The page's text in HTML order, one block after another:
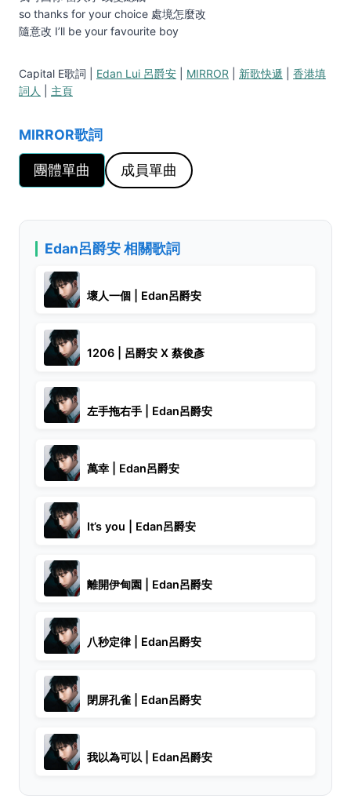
so thanks for your choice 處境怎麼改
隨意改 I’ll be your favourite boy
Capital E歌詞 | Edan Lui 呂爵安 MIRROR 新歌快遞
香港填
詞人
主頁
MIRROR歌詞
團體單曲 成員單曲
Edan呂爵安 相關歌詞
壞人一個 | Edan呂爵安
1206 | 呂爵安 X 蔡俊彥
左手拖右手 | Edan呂爵安
萬幸 | Edan呂爵安
It’s you | Edan呂爵安
離開伊甸園 | Edan呂爵安
八秒定律 | Edan呂爵安
閉屏孔雀 | Edan呂爵安
我以為可以 | Edan呂爵安